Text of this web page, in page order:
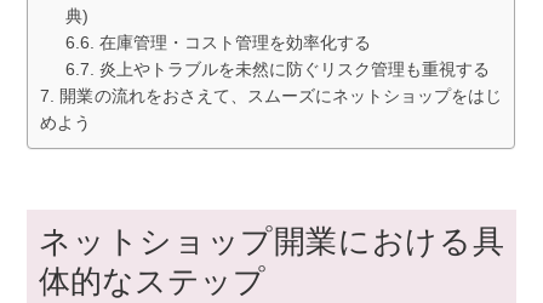
典)
在庫管理・コスト管理を効率化する
炎上やトラブルを未然に防ぐリスク管理も重視する
開業の流れをおさえて、スムーズにネットショップをはじ
めよう
ネットショップ開業における具
体的なステップ